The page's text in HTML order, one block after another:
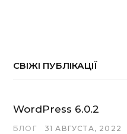
СВІЖІ ПУБЛІКАЦІЇ
WordPress 6.0.2
БЛОГ 31 АВГУСТА, 2022